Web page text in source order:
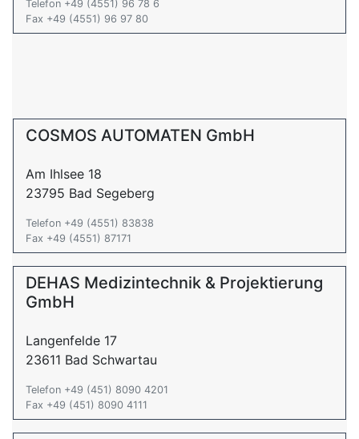
Telefon +49 (4551) 96 78 6
Fax +49 (4551) 96 97 80
COSMOS AUTOMATEN GmbH
Am Ihlsee 18
23795 Bad Segeberg
Telefon +49 (4551) 83838
Fax +49 (4551) 87171
DEHAS Medizintechnik & Projektierung
GmbH
Langenfelde 17
23611 Bad Schwartau
Telefon +49 (451) 8090 4201
Fax +49 (451) 8090 4111